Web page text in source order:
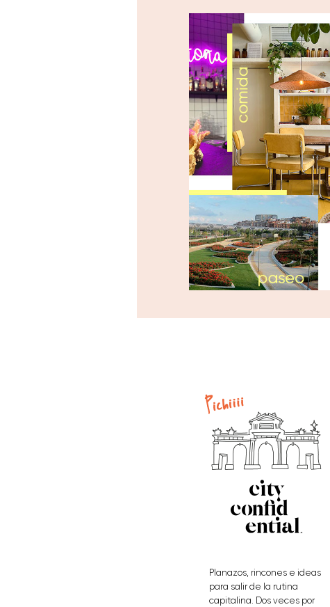
Planazos, rincones e ideas
para salir de la rutina
capitalina. Dos veces por